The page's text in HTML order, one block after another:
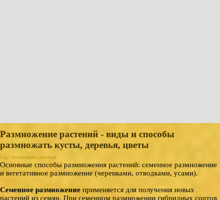
Размножение растений - виды и способы
размножать кусты, деревья, цветы
Сад > Размножение растений
Основные способы размножения растений: семенное размножение
и вегетативное размножение (черенками, отводками, усами).
Семенное размножение применяется для получения новых
растений из семян. При семенном размножении гибридных сортов